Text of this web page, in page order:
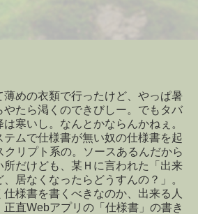
めの衣類で行ったけど、やっぱ暑
たら渇くのできびしー。でもタバ
寒いし。なんとかならんかねぇ。
ムで仕様書が無い奴の仕様書を起
クリプト系の。ソースあるんだから
所だけども、某Ｈに言われた「出来
居なくなったらどうすんの？」。
様書を書くべきなのか、出来る人
直Webアプリの「仕様書」の書き